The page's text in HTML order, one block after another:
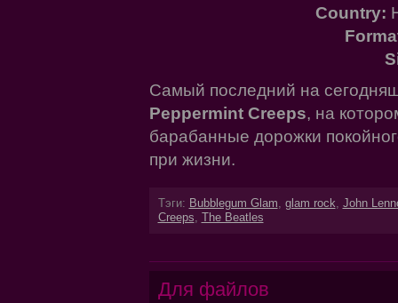
Country:
Самый последний на
Peppermint Creeps, на
барабанные дорожки
при жизни.
Тэги: Bubblegum Glam, glam rock, John
Creeps, The Beatles
Для файлов